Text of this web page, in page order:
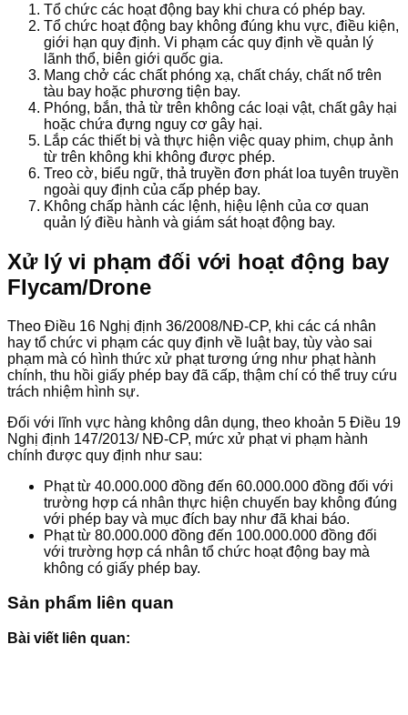
Tổ chức các hoạt động bay khi chưa có phép bay.
Tổ chức hoạt động bay không đúng khu vực, điều kiện,
giới hạn quy định. Vi phạm các quy định về quản lý
lãnh thổ, biên giới quốc gia.
Mang chở các chất phóng xạ, chất cháy, chất nổ trên
tàu bay hoặc phương tiện bay.
Phóng, bắn, thả từ trên không các loại vật, chất gây hại
hoặc chứa đựng nguy cơ gây hại.
Lắp các thiết bị và thực hiện việc quay phim, chụp ảnh
từ trên không khi không được phép.
Treo cờ, biểu ngữ, thả truyền đơn phát loa tuyên truyền
ngoài quy định của cấp phép bay.
Không chấp hành các lệnh, hiệu lệnh của cơ quan
quản lý điều hành và giám sát hoạt động bay.
Xử lý vi phạm đối với hoạt động bay
Flycam/Drone
Theo Điều 16 Nghị định 36/2008/NĐ-CP, khi các cá nhân
hay tổ chức vi phạm các quy định về luật bay, tùy vào sai
phạm mà có hình thức xử phạt tương ứng như phạt hành
chính, thu hồi giấy phép bay đã cấp, thậm chí có thể truy cứu
trách nhiệm hình sự.
Đối với lĩnh vực hàng không dân dụng, theo khoản 5 Điều 19
Nghị định 147/2013/ NĐ-CP, mức xử phạt vi phạm hành
chính được quy định như sau:
Phạt từ 40.000.000 đồng đến 60.000.000 đồng đối với
trường hợp cá nhân thực hiện chuyến bay không đúng
với phép bay và mục đích bay như đã khai báo.
Phạt từ 80.000.000 đồng đến 100.000.000 đồng đối
với trường hợp cá nhân tổ chức hoạt động bay mà
không có giấy phép bay.
Sản phẩm liên quan
Bài viết liên quan: